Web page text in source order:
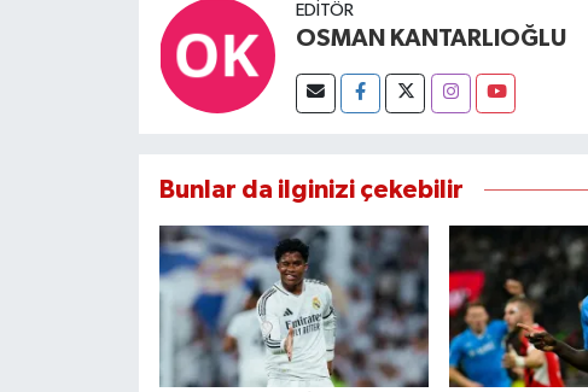
EDITÖR
OSMAN KANTARLIOĞLU
Bunlar da ilginizi çekebilir